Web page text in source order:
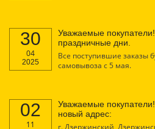
30
04
2025
Уважаемые
праздничные дни.
Все поступившие заказы
самовывоза с 5 мая.
02
11
Уважаемые
новый адрес:
г. Дзержинский,